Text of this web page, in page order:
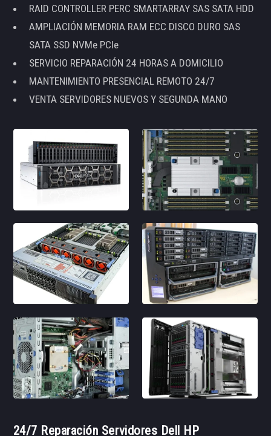
RAID CONTROLLER PERC SMARTARRAY SAS SATA HDD
AMPLIACIÓN MEMORIA RAM ECC DISCO DURO SAS
SATA SSD NVMe PCIe
SERVICIO REPARACIÓN 24 HORAS A DOMICILIO
MANTENIMIENTO PRESENCIAL REMOTO 24/7
VENTA SERVIDORES NUEVOS Y SEGUNDA MANO
24/7 Reparación Servidores Dell HP